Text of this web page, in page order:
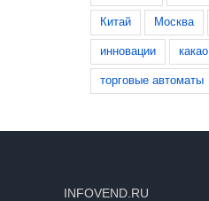
Китай Москва
инновации какао
торговые автоматы
INFOVEND.RU